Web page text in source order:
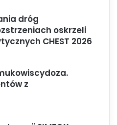
dróg
oskrzeli
CHEST 2026
z